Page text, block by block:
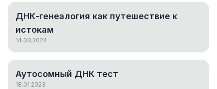
ДНК-генеалогия как путешествие к
истокам
14.03.2024
Аутосомный ДНК тест
18.01.2023